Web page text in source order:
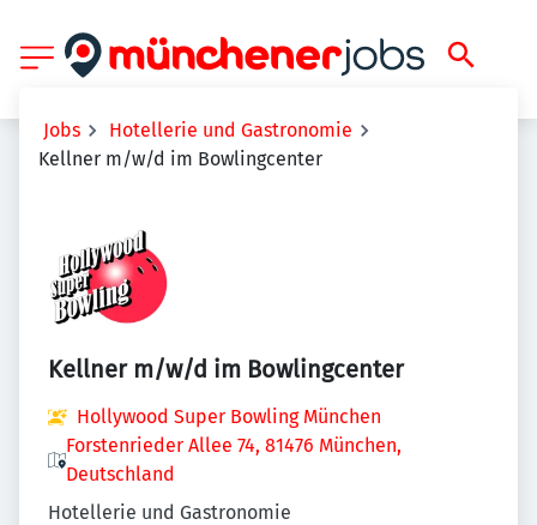
Jobs
Hotellerie und Gastronomie
Kellner m/w/d im Bowlingcenter
Kellner m/w/d im Bowlingcenter
Hollywood Super Bowling München
Forstenrieder Allee 74, 81476 München,
Deutschland
Hotellerie und Gastronomie